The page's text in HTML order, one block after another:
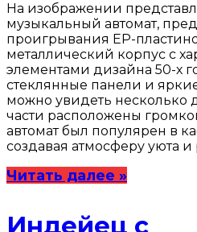
На изображении
музыкальный автомат,
проигрывания EP-
металлический корпус с
элементами дизайна 50-х
стеклянные панели и
можно увидеть несколько
части расположены
автомат был популярен в
создавая атмосферу уюта и
Читать далее »